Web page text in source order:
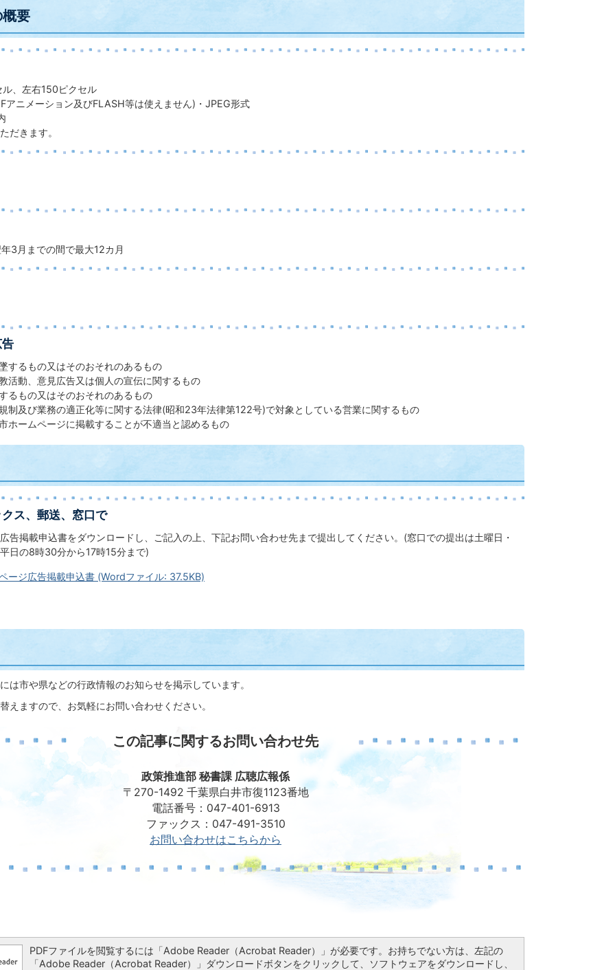
要
、左右150ピクセル
アニメーション及びFLASH等は使えません)・JPEG形式
だきます。
3月までの間で最大12カ月
するもの又はそのおそれのあるもの
活動、意見広告又は個人の宣伝に関するもの
るもの又はそのおそれのあるもの
制及び業務の適正化等に関する法律(昭和23年法律第122号)で対象としている営業に関するもの
ホームページに掲載することが不適当と認めるもの
ス、郵送、窓口で
告掲載申込書をダウンロードし、ご記入の上、下記お問い合わせ先まで提出してください。(窓口での提出は土曜日・
日の8時30分から17時15分まで)
ージ広告掲載申込書 (Wordファイル: 37.5KB)
は市や県などの行政情報のお知らせを掲示しています。
えますので、お気軽にお問い合わせください。
この記事に関するお問い合わせ先
政策推進部 秘書課 広聴広報係
〒270-1492 千葉県白井市復1123番地
電話番号：047-401-6913
ファックス：047-491-3510
お問い合わせはこちらから
PDFファイルを閲覧するには「Adobe Reader（Acrobat Reader）」が必要です。お持ちでない方は、左記の
「Adobe Reader（Acrobat Reader）」ダウンロードボタンをクリックして、ソフトウェアをダウンロードし、